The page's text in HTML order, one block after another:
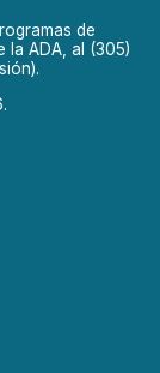
de
la ADA, al (305)